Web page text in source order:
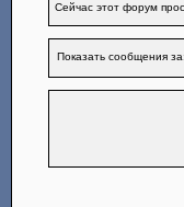
Сейчас этот форум
Показать сообщения за: